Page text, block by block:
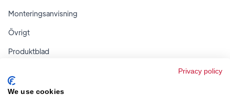
Monteringsanvisning
Övrigt
Produktblad
Privacy policy
We use cookies